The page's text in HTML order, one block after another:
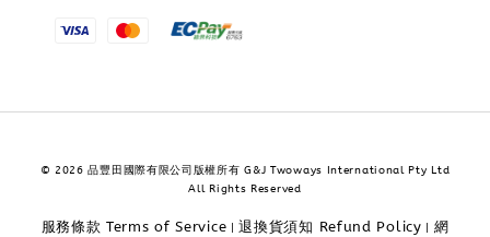
© 2026 品豐田國際有限公司版權所有 G&J Twoways International Pty Ltd
All Rights Reserved
服務條款 Terms of Service |退換貨須知 Refund Policy 網